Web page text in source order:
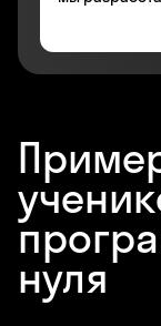
нуля